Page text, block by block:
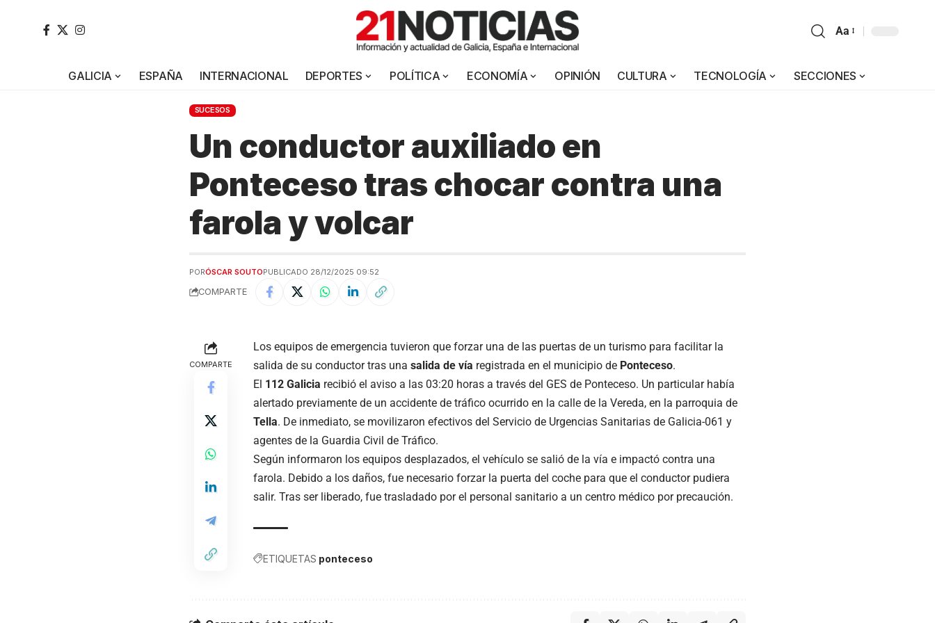
Aa
GALICIA ESPAÑA INTERNACIONAL DEPORTES POLÍTICA ECONOMÍA OPINIÓN CULTURA TECNOLOGÍA SECCIONES
SUCESOS
Un conductor auxiliado en
Ponteceso tras chocar contra una
farola y volcar
PORÓSCAR SOUTOPUBLICADO 28/12/2025 09:52
COMPARTE
COMPARTE
Los equipos de emergencia tuvieron que forzar una de las puertas de un turismo para facilitar la
salida de su conductor tras una salida de vía registrada en el municipio de Ponteceso.
El 112 Galicia recibió el aviso a las 03:20 horas a través del GES de Ponteceso. Un particular había
alertado previamente de un accidente de tráfico ocurrido en la calle de la Vereda, en la parroquia de
Tella. De inmediato, se movilizaron efectivos del Servicio de Urgencias Sanitarias de Galicia-061 y
agentes de la Guardia Civil de Tráfico.
Según informaron los equipos desplazados, el vehículo se salió de la vía e impactó contra una
farola. Debido a los daños, fue necesario forzar la puerta del coche para que el conductor pudiera
salir. Tras ser liberado, fue trasladado por el personal sanitario a un centro médico por precaución.
ETIQUETAS ponteceso